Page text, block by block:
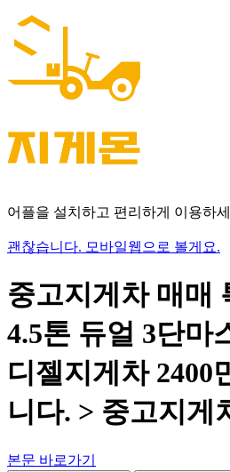
어플을 설치하고 편리하게 이용하
괜찮습니다. 모바일웹으로 볼게요.
중고지게차 매매
4.5톤 듀얼 3단마
디젤지게차 2400
니다. > 중고지게
본문 바로가기